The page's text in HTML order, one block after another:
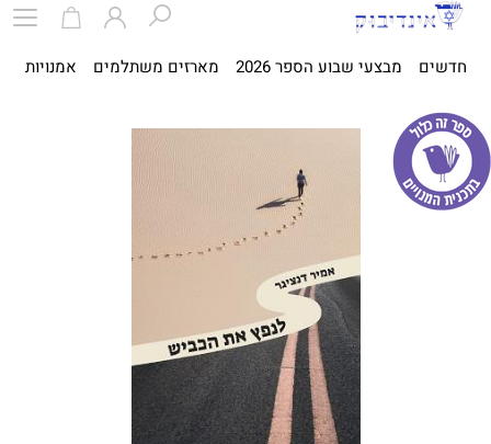
חדשים מבצעי שבוע הספר 2026 מארזים משתלמים אמנויות